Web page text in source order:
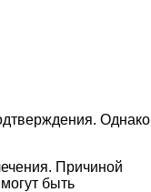
Однако
Причиной
быть